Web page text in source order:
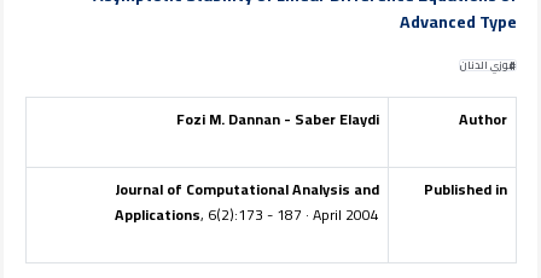
Advanced Type
فوزي الدنان
Author
Fozi M. Dannan - Saber Elaydi
Published in
Journal of Computational Analysis and
Applications, 6(2):173 - 187 · April 2004